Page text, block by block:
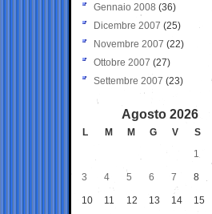
Gennaio 2008 (36)
Dicembre 2007 (25)
Novembre 2007 (22)
Ottobre 2007 (27)
Settembre 2007 (23)
Agosto 2026
L M M G V S
1
3 4 5 6 7 8
10 11 12 13 14 15